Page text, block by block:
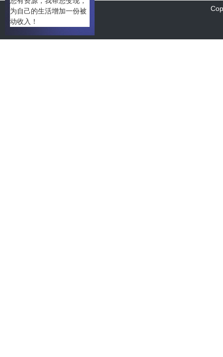
为自己的生活增加一份被
动收入！